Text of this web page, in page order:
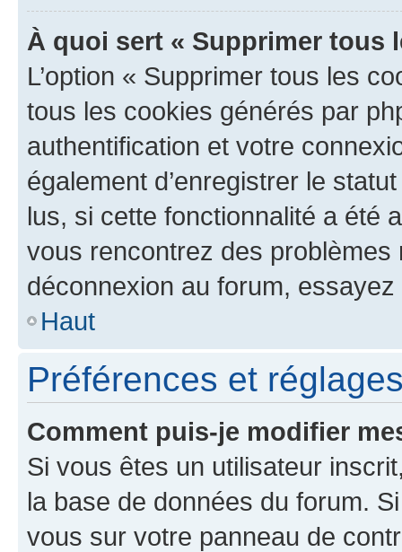
À quoi sert « Supprimer tous
L’option « Supprimer tous les
tous les cookies générés par
authentification et votre
également d’enregistrer le
lus, si cette fonctionnalité a été
vous rencontrez des
déconnexion au forum,
Haut
Préférences et
Comment puis-je modifier
Si vous êtes un utilisateur
la base de données du forum.
vous sur votre panneau de